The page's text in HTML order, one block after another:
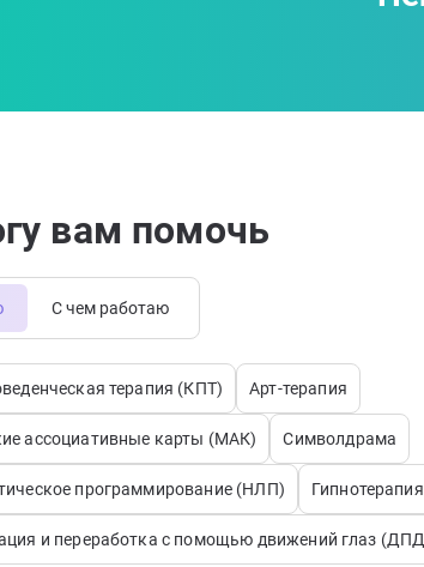
вам помочь
С чем работаю
терапия (КПТ) Арт-терапия
ассоциативные карты (МАК) Символдрама
программирование (НЛП) Гипнотерапия
и переработка с помощью движений глаз